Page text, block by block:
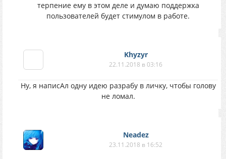
терпение ему в этом деле и думаю поддержка
пользователей будет стимулом в работе.
Khyzyr
22.11.2018 в 03:16
Ну, я написАл одну идею разрабу в личку, чтобы голову
не ломал.
Neadez
23.11.2018 в 16:52